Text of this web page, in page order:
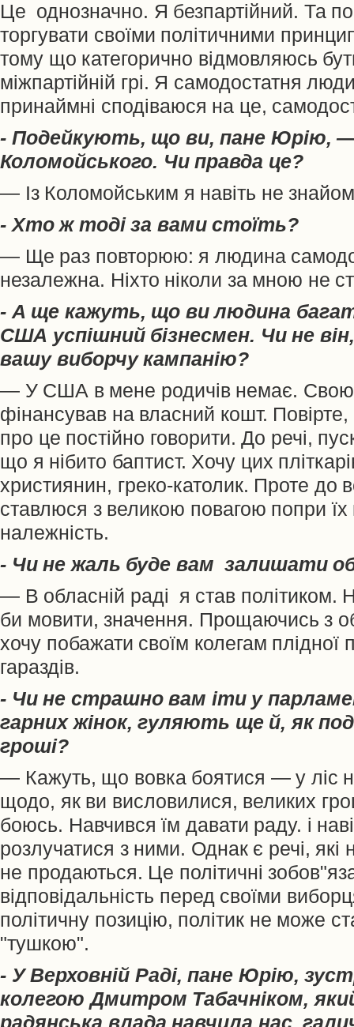
Це однозначно. Я безпартійний. Та
торгувати своїми політичними
тому що категорично відмовляюсь
міжпартійній грі. Я самодостатня
принаймні сподіваюся на це,
- Подейкують, що ви, пане Юрію,
Коломойського. Чи правда це?
— Із Коломойським я навіть не
- Хто ж тоді за вами стоїть?
— Ще раз повторюю: я людина
незалежна. Ніхто ніколи за мною не
- А ще кажуть, що ви людина
США успішний бізнесмен. Чи не
вашу виборчу кампанію?
— У США в мене родичів немає. Свою
фінансував на власний кошт.
про це постійно говорити. До речі,
що я нібито баптист. Хочу цих
християнин, греко-католик. Проте до
ставлюся з великою повагою попри їх
належність.
- Чи не жаль буде вам залишати
— В обласній раді я став політиком.
би мовити, значення. Прощаючись з
хочу побажати своїм колегам плідної
гараздів.
- Чи не страшно вам іти у
гарних жінок, гуляють ще й, як
гроші?
— Кажуть, що вовка боятися — у ліс
щодо, як ви висловилися, великих
боюсь. Навчився їм давати раду. і
розлучатися з ними. Однак є речі, які
не продаються. Це політичні
відповідальність перед своїми
політичну позицію, політик не може
"тушкою".
- У Верховній Раді, пане Юрію,
колегою Дмитром Табачніком,
радянська влада навчила нас,